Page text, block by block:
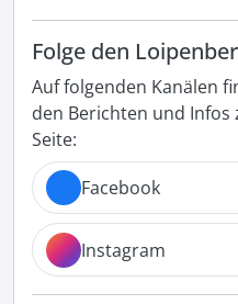
Folge den
Auf folgenden Kanälen
den Berichten und
Seite:
Facebook
Instagram